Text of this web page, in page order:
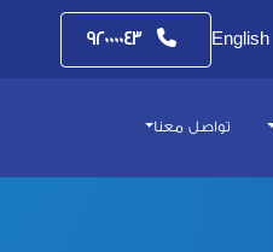
English ٩٢٠٠٠٠٤٣
تواصل معنا